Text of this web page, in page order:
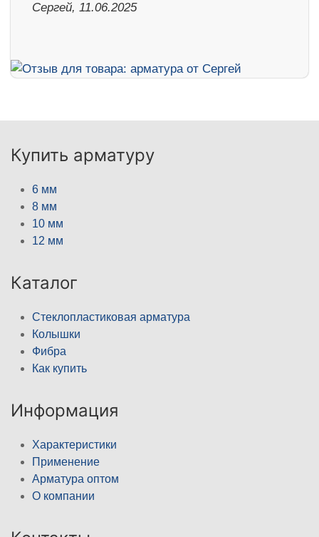
Сергей, 11.06.2025
Купить арматуру
6 мм
8 мм
10 мм
12 мм
Каталог
Стеклопластиковая арматура
Колышки
Фибра
Как купить
Информация
Характеристики
Применение
Арматура оптом
О компании